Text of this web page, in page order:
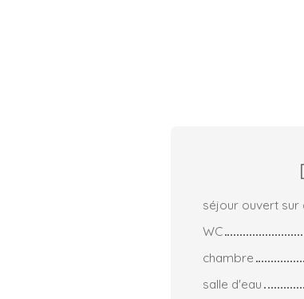
séjour ouvert sur
WC
chambre
salle d'eau